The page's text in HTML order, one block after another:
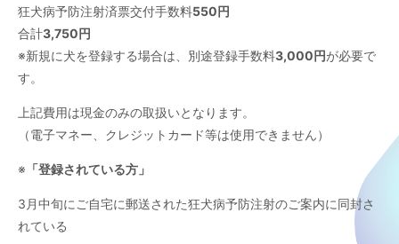
狂犬病予防注射済票交付手数料550円
合計3,750円
※新規に犬を登録する場合は、別途登録手数料3,000円が必要で
す。
上記費用は現金のみの取扱いとなります。
（電子マネー、クレジットカード等は使用できません）
※ 「登録されている方」
3月中旬にご自宅に郵送された狂犬病予防注射のご案内に同封さ
れている